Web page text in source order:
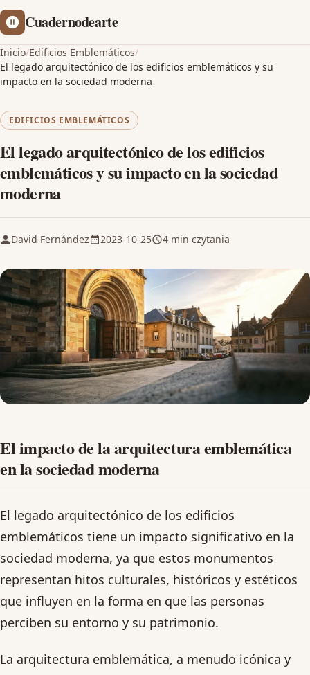
Cuadernodearte
Inicio/Edificios Emblemáticos/
El legado arquitectónico de los edificios emblemáticos y su
impacto en la sociedad moderna
EDIFICIOS EMBLEMÁTICOS
El legado arquitectónico de los edificios
emblemáticos y su impacto en la sociedad
moderna
David Fernández 2023-10-25 4 min czytania
El impacto de la arquitectura emblemática
en la sociedad moderna
El legado arquitectónico de los edificios
emblemáticos tiene un impacto significativo en la
sociedad moderna, ya que estos monumentos
representan hitos culturales, históricos y estéticos
que influyen en la forma en que las personas
perciben su entorno y su patrimonio.
La arquitectura emblemática, a menudo icónica y